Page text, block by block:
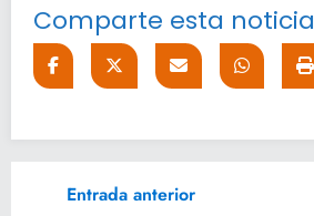
Comparte esta noticia
Entrada anterior